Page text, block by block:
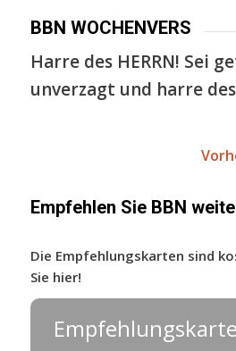
BBN WOCHENVERS
Harre des HERRN! Sei
unverzagt und harre des
Empfehlen Sie BBN
Die Empfehlungskarten sind
Sie hier!